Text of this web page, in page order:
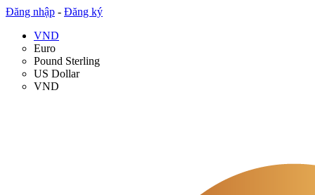
Đăng nhập - Đăng ký
VND
Euro
Pound Sterling
US Dollar
VND